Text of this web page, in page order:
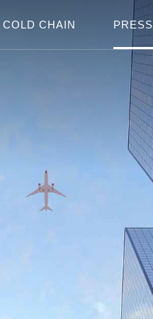
COLD CHAIN PRESS